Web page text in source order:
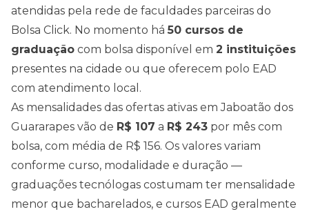
atendidas pela rede de faculdades parceiras do
Bolsa Click. No momento há 50 cursos de
graduação com bolsa disponível em 2 instituições
presentes na cidade ou que oferecem polo EAD
com atendimento local.
As mensalidades das ofertas ativas emJaboatão dos
Guararapes vão de R$ 107 a R$ 243 por mês com
bolsa, com média de R$ 156. Os valores variam
conforme curso, modalidade e duração —
graduações tecnólogas costumam ter mensalidade
menor que bacharelados, e cursos EAD geralmente